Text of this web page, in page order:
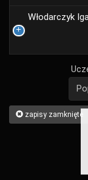
Włodarczyk
zapisy zamknięte